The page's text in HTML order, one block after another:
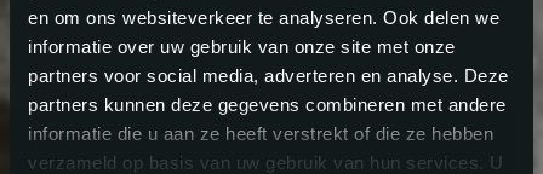
en om ons websiteverkeer te analyseren. Ook delen we
informatie over uw gebruik van onze site met onze
partners voor social media, adverteren en analyse. Deze
partners kunnen deze gegevens combineren met andere
informatie die u aan ze heeft verstrekt of die ze hebben
verzameld op basis van uw gebruik van hun services. U